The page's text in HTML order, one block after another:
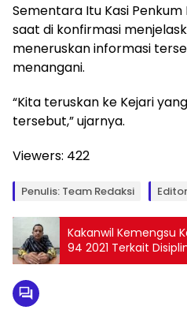
Sementara Itu Kasi
saat di konfirmasi
meneruskan informasi
menangani.
“Kita teruskan ke Kejari
tersebut,” ujarnya.
Viewers: 422
Penulis: Team Redaksi
Kakanwil Kemengsu
94 2021 Terkait